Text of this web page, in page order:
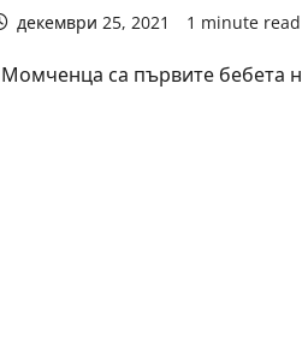
декември 25, 2021 1 minute read